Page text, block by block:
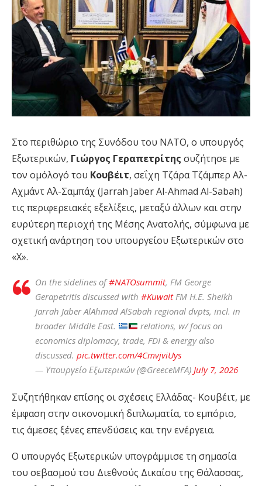
Στο περιθώριο της Συνόδου του ΝΑΤΟ, ο υπουργός
Εξωτερικών, Γιώργος Γεραπετρίτης συζήτησε με
τον ομόλογό του Κουβέιτ, σεΐχη Τζάρα Τζάμπερ Αλ-
Αχμάντ Αλ-Σαμπάχ (Jarrah Jaber Al-Ahmad Al-Sabah)
τις περιφερειακές εξελίξεις, μεταξύ άλλων και στην
ευρύτερη περιοχή της Μέσης Ανατολής, σύμφωνα με
σχετική ανάρτηση του υπουργείου Εξωτερικών στο
«X».
On the sidelines of#NATOsummit, FM George
Gerapetritis discussed with #KuwaitFM H.E. Sheikh
Jarrah Jaber AlAhmad AlSabah regional dvpts, incl. in
broader Middle East.
relations, w/ focus on
economics diplomacy, trade, FDI & energy also
discussed. pic.twitter.com/4CmvjviUys
— Υπουργείο Εξωτερικών (@GreeceMFA) July 7, 2026
Συζητήθηκαν επίσης οι σχέσεις Ελλάδας- Κουβέιτ, με
έμφαση στην οικονομική διπλωματία, το εμπόριο,
τις άμεσες ξένες επενδύσεις και την ενέργεια.
Ο υπουργός Εξωτερικών υπογράμμισε τη σημασία
του σεβασμού του Διεθνούς Δικαίου της Θάλασσας,